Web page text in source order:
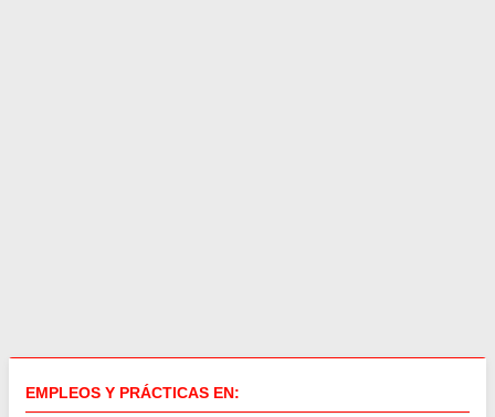
EMPLEOS Y PRÁCTICAS EN: